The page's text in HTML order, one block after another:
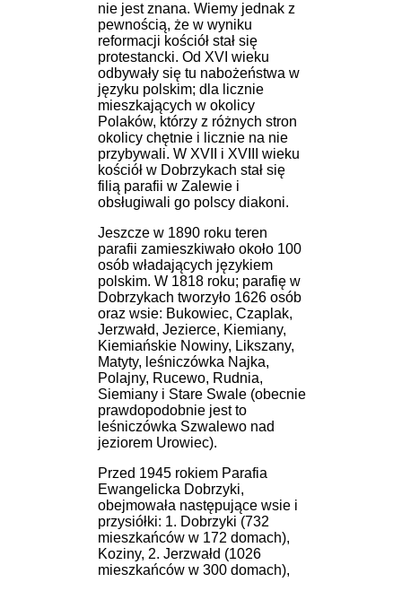
nie jest znana. Wiemy jednak z
pewnością, że w wyniku
reformacji kościół stał się
protestancki. Od XVI wieku
odbywały się tu nabożeństwa w
języku polskim; dla licznie
mieszkających w okolicy
Polaków, którzy z różnych stron
okolicy chętnie i licznie na nie
przybywali. W XVII i XVIII wieku
kościół w Dobrzykach stał się
filią parafii w Zalewie i
obsługiwali go polscy diakoni.
Jeszcze w 1890 roku teren
parafii zamieszkiwało około 100
osób władających językiem
polskim. W 1818 roku; parafię w
Dobrzykach tworzyło 1626 osób
oraz wsie: Bukowiec, Czaplak,
Jerzwałd, Jezierce, Kiemiany,
Kiemiańskie Nowiny, Likszany,
Matyty, leśniczówka Najka,
Polajny, Rucewo, Rudnia,
Siemiany i Stare Swale (obecnie
prawdopodobnie jest to
leśniczówka Szwalewo nad
jeziorem Urowiec).
Przed 1945 rokiem Parafia
Ewangelicka Dobrzyki,
obejmowała następujące wsie i
przysiółki: 1. Dobrzyki (732
mieszkańców w 172 domach),
Koziny, 2. Jerzwałd (1026
mieszkańców w 300 domach),